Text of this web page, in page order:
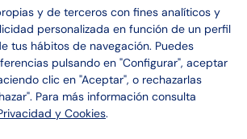
Noticias
Canal ético
Aviso legal
Política de privacidad
Política de cookies
y de terceros con fines analíticos y
personalizada en función de un perfil
tus hábitos de navegación. Puedes
pulsando en "Configurar", aceptar
clic en "Aceptar", o rechazarlas
Para más información consulta
y Cookies.